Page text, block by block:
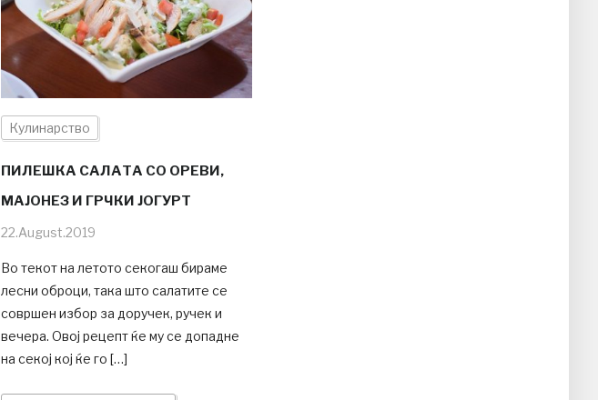
Кулинарство
ПИЛЕШКА САЛАТА СО ОРЕВИ,
МАЈОНЕЗ И ГРЧКИ ЈОГУРТ
22.August.2019
Во текот на летото секогаш бираме
лесни оброци, така што салатите се
совршен избор за доручек, ручек и
вечера. Овој рецепт ќе му се допадне
на секој кој ќе го […]